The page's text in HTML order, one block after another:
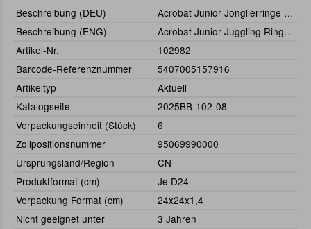
Beschreibung (DEU)
Acrobat Junior Jonglierringe (3)
Beschreibung (ENG)
Acrobat Junior-Juggling Rings (3)
Artikel-Nr.
102982
Barcode-Referenznummer
5407005157916
Artikeltyp
Aktuell
Katalogseite
2025BB-102-08
Verpackungseinheit (Stück)
6
Zollpositionsnummer
95069990000
Ursprungsland/Region
CN
Produktformat (cm)
Je D24
Verpackung Format (cm)
24x24x1,4
Nicht geeignet unter
3 Jahren